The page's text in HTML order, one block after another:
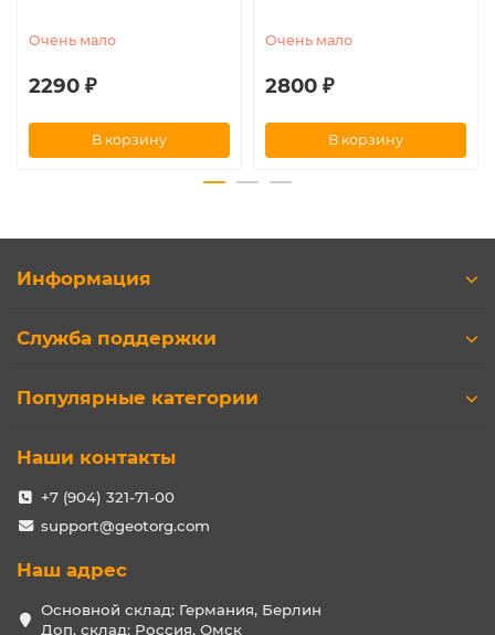
Очень мало
2290 ₽
В корзину
Очень мало
2800 ₽
В корзину
Информация
Служба поддержки
Популярные категории
Наши контакты
+7 (904) 321-71-00
support@geotorg.com
Наш адрес
Основной склад: Германия, Берлин
Доп. склад: Россия, Омск